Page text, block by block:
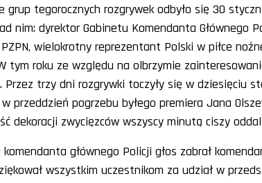
grup tegorocznych rozgrywek odbyło się 30
nim: dyrektor Gabinetu Komendanta Głównego
wielokrotny reprezentant Polski w piłce
tym roku ze względu na olbrzymie
Przez trzy dni rozgrywki toczyły się w dziesięciu
przeddzień pogrzebu byłego premiera Jana
dekoracji zwycięzców wszyscy minutą ciszy
głównego Policji głos zabrał
wszystkim uczestnikom za udział w